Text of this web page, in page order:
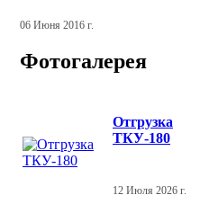
06 Июня 2016 г.
Фотогалерея
Отгрузка
ТКУ-180
12 Июля 2026 г.